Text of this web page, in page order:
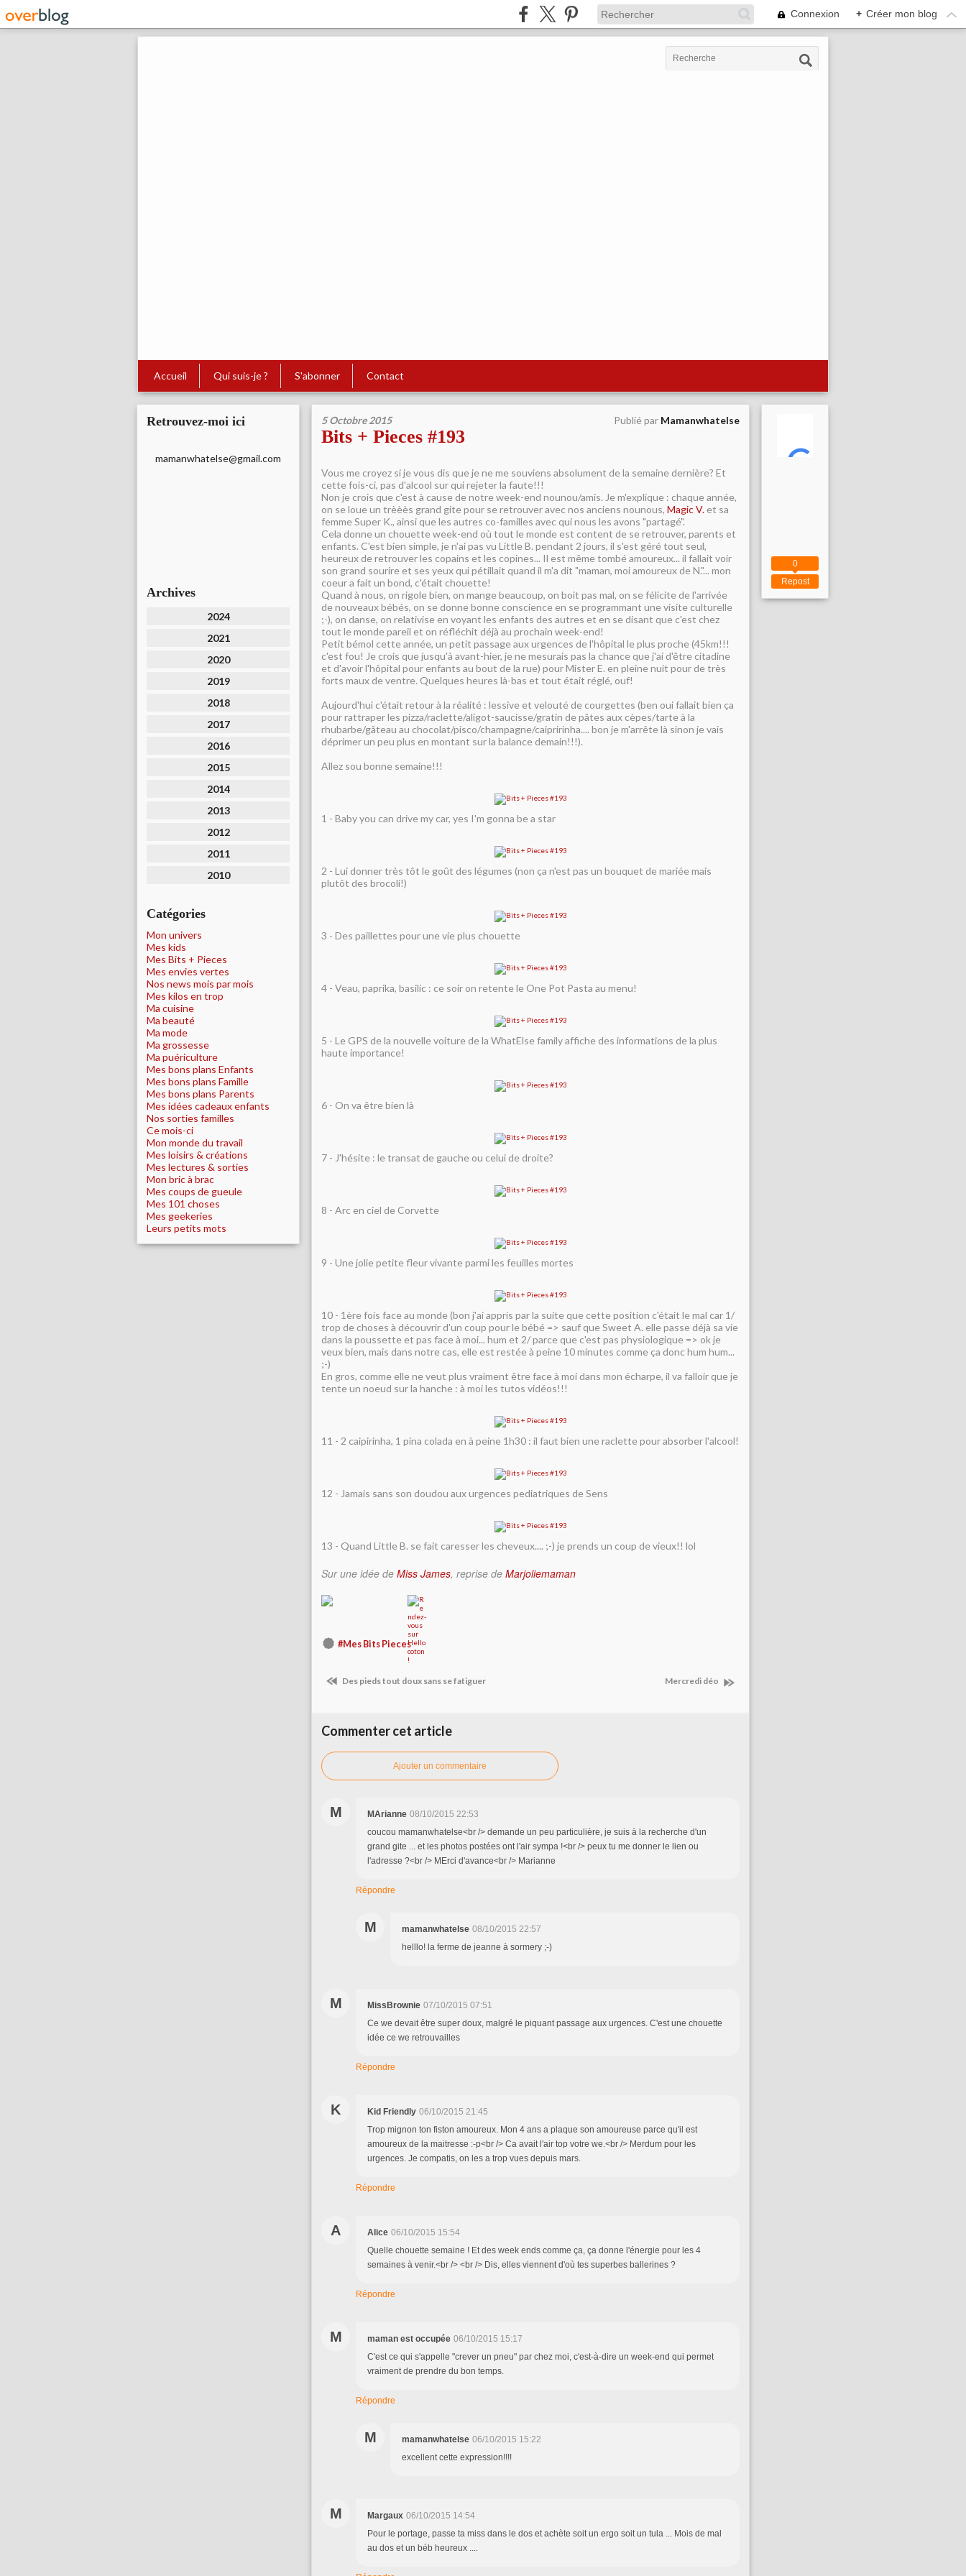
Connexion + Créer mon blog
Accueil Qui suis-je ? S'abonner Contact
Retrouvez-moi ici
mamanwhatelse@gmail.com
Archives
2024
2021
2020
2019
2018
2017
2016
2015
2014
2013
2012
2011
2010
Catégories
Mon univers
Mes kids
Mes Bits + Pieces
Mes envies vertes
Nos news mois par mois
Mes kilos en trop
Ma cuisine
Ma beauté
Ma mode
Ma grossesse
Ma puériculture
Mes bons plans Enfants
Mes bons plans Famille
Mes bons plans Parents
Mes idées cadeaux enfants
Nos sorties familles
Ce mois-ci
Mon monde du travail
Mes loisirs & créations
Mes lectures & sorties
Mon bric à brac
Mes coups de gueule
Mes 101 choses
Mes geekeries
Leurs petits mots
5 Octobre 2015 Publié par Mamanwhatelse
Bits + Pieces #193
Vous me croyez si je vous dis que je ne me souviens absolument de la semaine dernière? Et
cette fois-ci, pas d'alcool sur qui rejeter la faute!!!
Non je crois que c'est à cause de notre week-end nounou/amis. Je m'explique : chaque année,
on se loue un trèèès grand gite pour se retrouver avec nos anciens nounous, Magic V. et sa
femme Super K., ainsi que les autres co-familles avec qui nous les avons "partagé".
Cela donne un chouette week-end où tout le monde est content de se retrouver, parents et
enfants. C'est bien simple, je n'ai pas vu Little B. pendant 2 jours, il s'est géré tout seul,
heureux de retrouver les copains et les copines... Il est même tombé amoureux... il fallait voir
son grand sourire et ses yeux qui pétillait quand il m'a dit "maman, moi amoureux de N."... mon
coeur a fait un bond, c'était chouette!
Quand à nous, on rigole bien, on mange beaucoup, on boit pas mal, on se félicite de l'arrivée
de nouveaux bébés, on se donne bonne conscience en se programmant une visite culturelle
;-), on danse, on relativise en voyant les enfants des autres et en se disant que c'est chez
tout le monde pareil et on réfléchit déjà au prochain week-end!
Petit bémol cette année, un petit passage aux urgences de l'hôpital le plus proche (45km!!!
c'est fou! Je crois que jusqu'à avant-hier, je ne mesurais pas la chance que j'ai d'être citadine
et d'avoir l'hôpital pour enfants au bout de la rue) pour Mister E. en pleine nuit pour de très
forts maux de ventre. Quelques heures là-bas et tout était réglé, ouf!
Aujourd'hui c'était retour à la réalité : lessive et velouté de courgettes (ben oui fallait bien ça
pour rattraper les pizza/raclette/aligot-saucisse/gratin de pâtes aux cèpes/tarte à la
rhubarbe/gâteau au chocolat/pisco/champagne/caipririnha.... bon je m'arrête là sinon je vais
déprimer un peu plus en montant sur la balance demain!!!).
Allez sou bonne semaine!!!
1 - Baby you can drive my car, yes I'm gonna be a star
2 - Lui donner très tôt le goût des légumes (non ça n'est pas un bouquet de mariée mais
plutôt des brocoli!)
3 - Des paillettes pour une vie plus chouette
4 - Veau, paprika, basilic : ce soir on retente le One Pot Pasta au menu!
5 - Le GPS de la nouvelle voiture de la WhatElse family affiche des informations de la plus
haute importance!
6 - On va être bien là
7 - J'hésite : le transat de gauche ou celui de droite?
8 - Arc en ciel de Corvette
9 - Une jolie petite fleur vivante parmi les feuilles mortes
10 - 1ère fois face au monde (bon j'ai appris par la suite que cette position c'était le mal car 1/
trop de choses à découvrir d'un coup pour le bébé => sauf que Sweet A. elle passe déjà sa vie
dans la poussette et pas face à moi... hum et 2/ parce que c'est pas physiologique => ok je
veux bien, mais dans notre cas, elle est restée à peine 10 minutes comme ça donc hum hum...
;-)
En gros, comme elle ne veut plus vraiment être face à moi dans mon écharpe, il va falloir que je
tente un noeud sur la hanche : à moi les tutos vidéos!!!
11 - 2 caipirinha, 1 pina colada en à peine 1h30 : il faut bien une raclette pour absorber l'alcool!
12 - Jamais sans son doudou aux urgences pediatriques de Sens
13 - Quand Little B. se fait caresser les cheveux.... ;-) je prends un coup de vieux!! lol
Sur une idée de Miss James, reprise de Marjoliemaman
#Mes Bits Pieces
Des pieds tout doux sans se fatiguer Mercredi déo
Commenter cet article
Ajouter un commentaire
M MArianne 08/10/2015 22:53
coucou mamanwhatelse<br /> demande un peu particulière, je suis à la recherche d'un
grand gite ... et les photos postées ont l'air sympa !<br /> peux tu me donner le lien ou
l'adresse ?<br /> MErci d'avance<br /> Marianne
Répondre
M mamanwhatelse 08/10/2015 22:57
helllo! la ferme de jeanne à sormery ;-)
M MissBrownie 07/10/2015 07:51
Ce we devait être super doux, malgré le piquant passage aux urgences. C'est une chouette
idée ce we retrouvailles
Répondre
K Kid Friendly 06/10/2015 21:45
Trop mignon ton fiston amoureux. Mon 4 ans a plaque son amoureuse parce qu'il est
amoureux de la maitresse :-p<br /> Ca avait l'air top votre we.<br /> Merdum pour les
urgences. Je compatis, on les a trop vues depuis mars.
Répondre
A Alice 06/10/2015 15:54
Quelle chouette semaine ! Et des week ends comme ça, ça donne l'énergie pour les 4
semaines à venir.<br /> <br /> Dis, elles viennent d'où tes superbes ballerines ?
Répondre
M maman est occupée 06/10/2015 15:17
C'est ce qui s'appelle "crever un pneu" par chez moi, c'est-à-dire un week-end qui permet
vraiment de prendre du bon temps.
Répondre
M mamanwhatelse 06/10/2015 15:22
excellent cette expression!!!!
M Margaux 06/10/2015 14:54
Pour le portage, passe ta miss dans le dos et achète soit un ergo soit un tula ... Mois de mal
au dos et un béb heureux ....
Repost
0